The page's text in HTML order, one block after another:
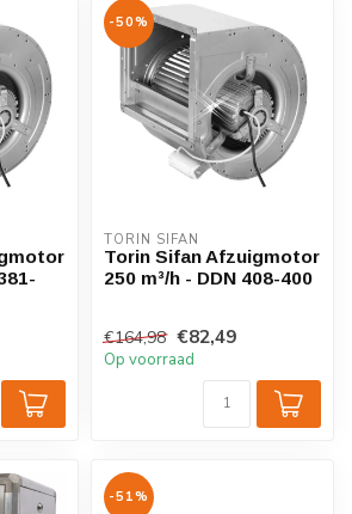
-50%
TORIN SIFAN
Torin Sifan Afzuigmotor
250 m³/h - DDN 408-400
€164,98 €82,49
Op voorraad
-51%